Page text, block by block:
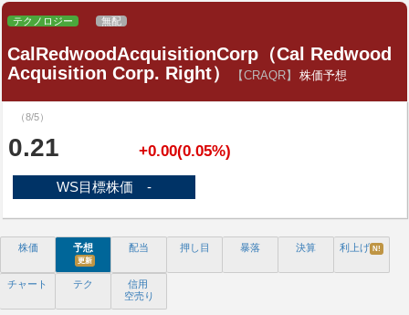
テクノロジー 無配
CalRedwoodAcquisitionCorp（Cal Redwood
Acquisition Corp. Right）
【CRAQR】 株価予想
（8/5）
0.21 +0.00(0.05%)
WS目標株価 -
株価 予想
更新
配当 押し目 暴落 決算 利上げ N!
チャート テク
信用
空売り